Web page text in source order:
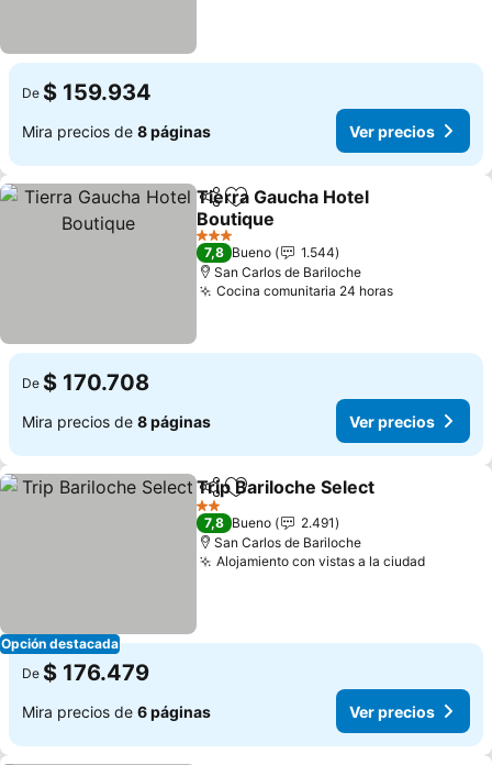
De $ 159.934
Mira precios de 8 páginas Ver precios
Compartir
Agregar a favoritos
Tierra Gaucha Hotel
Boutique
3 Estrellas
7,8 Bueno
1.544
San Carlos de Bariloche
Cocina comunitaria 24 horas
De $ 170.708
Mira precios de 8 páginas Ver precios
Opción destacada
Compartir
Agregar a favoritos
Trip Bariloche Select
2 Estrellas
7,8 Bueno
2.491
San Carlos de Bariloche
Alojamiento con vistas a la ciudad
De $ 176.479
Mira precios de 6 páginas Ver precios